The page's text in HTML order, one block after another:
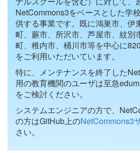
NetCommons3をベースとした学
供する事業です。既に鴻巣市、伊
町、蕨市、所沢市、芦屋市、紋別
町、稚内市、桶川市等を中心に
をご利用いただいています。
特に、メンテナンスを終了した
用の教育機関のユーザは至急
をご検討ください。
システムエンジニアの方で、
の方はGitHub上のNetCommons3
さい。